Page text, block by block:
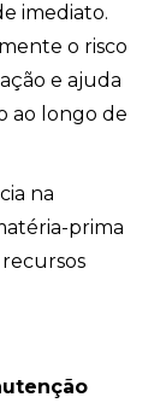
imediato.
o risco
e ajuda
ao longo de
na
prima